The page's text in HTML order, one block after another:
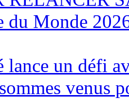
du Monde
lance un défi
venus